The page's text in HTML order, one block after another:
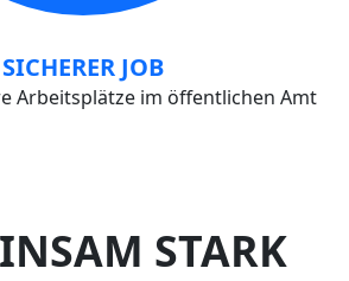
SICHERER JOB
Arbeitsplätze im öffentlichen Amt
STARK